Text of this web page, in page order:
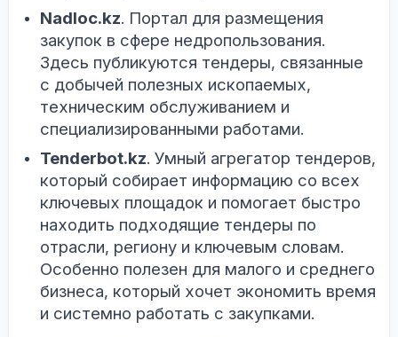
Nadloc.kz. Портал для размещения
закупок в сфере недропользования.
Здесь публикуются тендеры, связанные
с добычей полезных ископаемых,
техническим обслуживанием и
специализированными работами.
Tenderbot.kz. Умный агрегатор тендеров,
который собирает информацию со всех
ключевых площадок и помогает быстро
находить подходящие тендеры по
отрасли, региону и ключевым словам.
Особенно полезен для малого и среднего
бизнеса, который хочет экономить время
и системно работать с закупками.